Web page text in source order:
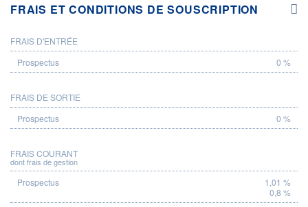
FRAIS ET CONDITIONS DE SOUSCRIPTION
PROSPECTUS
FRAIS D'ENTRÉE
0 %
FRAIS DE SORTIE
0 %
FRAIS COURANT
dont frais de gestion
1,01 %
0,8 %